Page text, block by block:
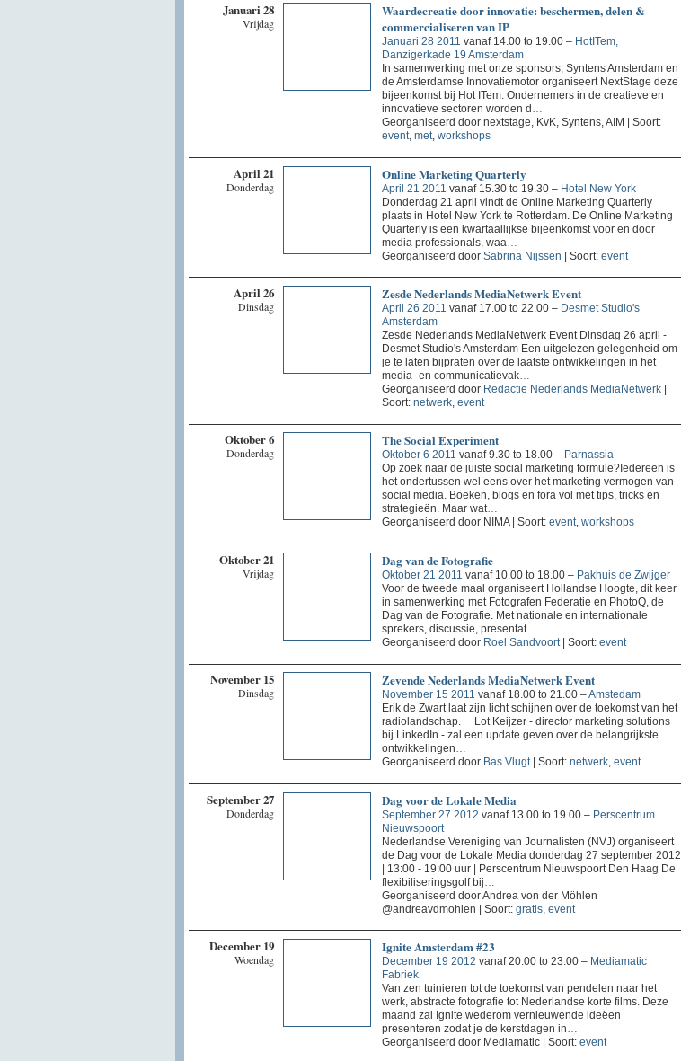
Januari 28
Vrijdag
Waardecreatie door innovatie: beschermen, delen &
commercialiseren van IP
Januari 28 2011 vanaf 14.00 to 19.00 – HotITem,
Danzigerkade 19 Amsterdam
In samenwerking met onze sponsors, Syntens Amsterdam en
de Amsterdamse Innovatiemotor organiseert NextStage deze
bijeenkomst bij Hot ITem. Ondernemers in de creatieve en
innovatieve sectoren worden d …
Georganiseerd door nextstage, KvK, Syntens, AIM | Soort:
event, met, workshops
April 21
Donderdag
Online Marketing Quarterly
April 21 2011 vanaf 15.30 to 19.30 – Hotel New York
Donderdag 21 april vindt de Online Marketing Quarterly
plaats in Hotel New York te Rotterdam. De Online Marketing
Quarterly is een kwartaallijkse bijeenkomst voor en door
media professionals, waa
Georganiseerd door Sabrina Nijssen | Soort: event
April 26
Dinsdag
Zesde Nederlands MediaNetwerk Event
April 26 2011 vanaf 17.00 to 22.00 – Desmet Studio's
Amsterdam
Zesde Nederlands MediaNetwerk Event Dinsdag 26 april -
Desmet Studio's Amsterdam Een uitgelezen gelegenheid om
je te laten bijpraten over de laatste ontwikkelingen in het
media- en communicatievak…
Georganiseerd door Redactie Nederlands MediaNetwerk|
Soort: netwerk, event
Oktober 6
Donderdag
The Social Experiment
Oktober 6 2011 vanaf 9.30 to 18.00 – Parnassia
Op zoek naar de juiste social marketing formule?Iedereen is
het ondertussen wel eens over het marketing vermogen van
social media. Boeken, blogs en fora vol met tips, tricks en
strategieën. Maar wat…
Georganiseerd door NIMA | Soort: event, workshops
Oktober 21
Vrijdag
Dag van de Fotografie
Oktober 21 2011 vanaf 10.00 to 18.00 – Pakhuis de Zwijger
Voor de tweede maal organiseert Hollandse Hoogte, dit keer
in samenwerking met Fotografen Federatie en PhotoQ, de
Dag van de Fotografie. Met nationale en internationale
sprekers, discussie, presentat…
Georganiseerd door Roel Sandvoort| Soort: event
November 15
Dinsdag
Zevende Nederlands MediaNetwerk Event
November 15 2011 vanaf 18.00 to 21.00 –Amstedam
Erik de Zwart laat zijn licht schijnen over de toekomst van het
radiolandschap. Lot Keijzer - director marketing solutions
bij LinkedIn - zal een update geven over de belangrijkste
ontwikkelingen…
Georganiseerd door Bas Vlugt| Soort: netwerk, event
September 27
Donderdag
Dag voor de Lokale Media
September 27 2012 vanaf 13.00 to 19.00 – Perscentrum
Nieuwspoort
Nederlandse Vereniging van Journalisten (NVJ) organiseert
de Dag voor de Lokale Media donderdag 27 september 2012
| 13:00 - 19:00 uur | Perscentrum Nieuwspoort Den Haag De
flexibiliseringsgolf bij
Georganiseerd door Andrea von der Möhlen
@andreavdmohlen | Soort: gratis, event
December 19
Woendag
Ignite Amsterdam #23
December 19 2012 vanaf 20.00 to 23.00 – Mediamatic
Fabriek
Van zen tuinieren tot de toekomst van pendelen naar het
werk, abstracte fotografie tot Nederlandse korte films. Deze
maand zal Ignite wederom vernieuwende ideëen
presenteren zodat je de kerstdagen in…
Georganiseerd door Mediamatic | Soort: event